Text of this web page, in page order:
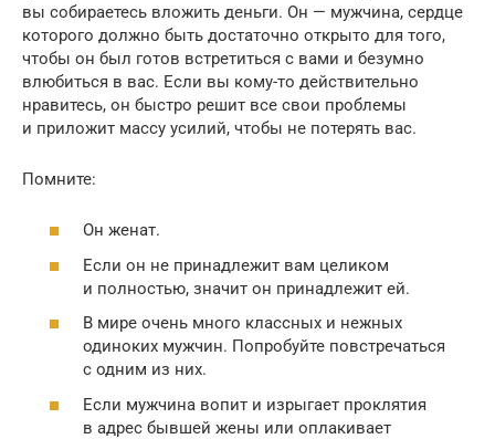
вы собираетесь вложить деньги. Он — мужчина, сердце
которого должно быть достаточно открыто для того,
чтобы он был готов встретиться с вами и безумно
влюбиться в вас. Если вы кому-то действительно
нравитесь, он быстро решит все свои проблемы
и приложит массу усилий, чтобы не потерять вас.
Помните:
Он женат.
Если он не принадлежит вам целиком
и полностью, значит он принадлежит ей.
В мире очень много классных и нежных
одиноких мужчин. Попробуйте повстречаться
с одним из них.
Если мужчина вопит и изрыгает проклятия
в адрес бывшей жены или оплакивает